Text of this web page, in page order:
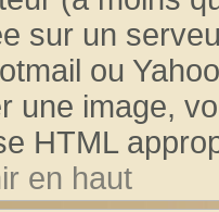
sur un
ou
une image,
HTML
en haut